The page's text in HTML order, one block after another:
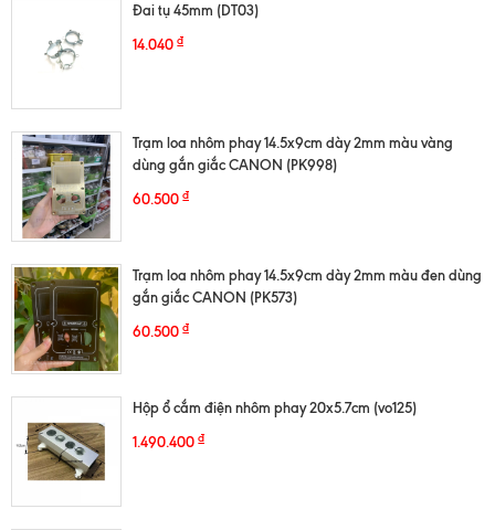
Đai tụ 45mm (DT03)
14.040 ₫
Trạm loa nhôm phay 14.5x9cm dày 2mm màu vàng
dùng gắn giắc CANON (PK998)
60.500 ₫
Trạm loa nhôm phay 14.5x9cm dày 2mm màu đen dùng
gắn giắc CANON (PK573)
60.500 ₫
Hộp ổ cắm điện nhôm phay 20x5.7cm (vo125)
1.490.400 ₫